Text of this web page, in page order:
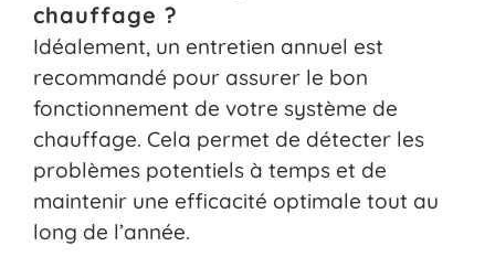
chauffage ?
Idéalement, un entretien annuel est
recommandé pour assurer le bon
fonctionnement de votre système de
chauffage. Cela permet de détecter les
problèmes potentiels à temps et de
maintenir une efficacité optimale tout au
long de l’année.